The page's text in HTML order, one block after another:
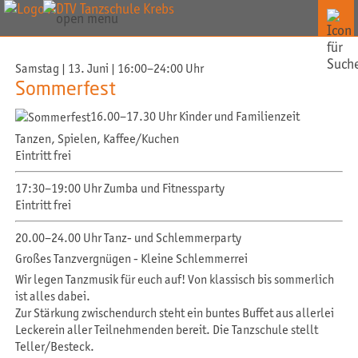
Samstag | 13. Juni | 16:00–24:00 Uhr
Sommerfest
16.00–17.30 Uhr Kinder und Familienzeit
Tanzen, Spielen, Kaffee/Kuchen
Eintritt frei
17:30–19:00 Uhr Zumba und Fitnessparty
Eintritt frei
20.00–24.00 Uhr Tanz- und Schlemmerparty
Großes Tanzvergnügen - Kleine Schlemmerrei
Wir legen Tanzmusik für euch auf! Von klassisch bis sommerlich
ist alles dabei.
Zur Stärkung zwischendurch steht ein buntes Buffet aus allerlei
Leckerein aller Teilnehmenden bereit. Die Tanzschule stellt
Teller/Besteck.